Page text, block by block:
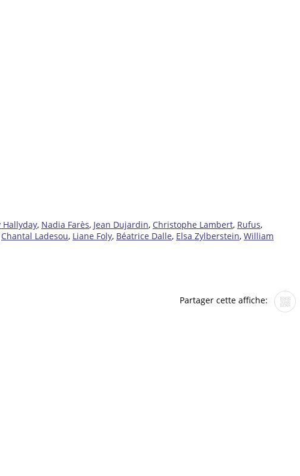
Hallyday, Nadia Farès, Jean Dujardin, Christophe Lambert, Rufus,
Chantal Ladesou, Liane Foly, Béatrice Dalle, Elsa Zylberstein, William
Partager cette affiche: